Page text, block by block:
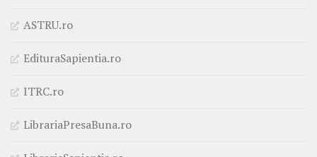
ASTRU.ro
EdituraSapientia.ro
ITRC.ro
LibrariaPresaBuna.ro